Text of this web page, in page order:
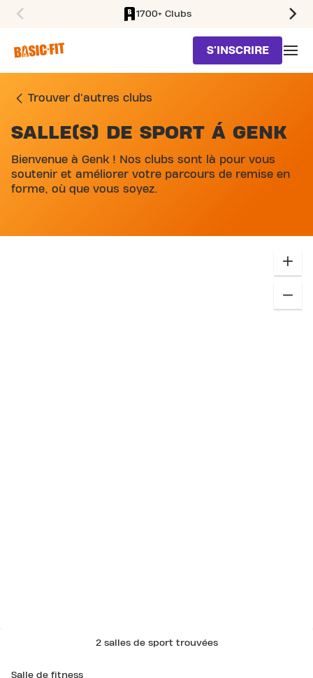
1700+ Clubs
S'INSCRIRE
Trouver d'autres clubs
SKIP MAP LIST
SALLE(S) DE SPORT Á GENK
Bienvenue à Genk ! Nos clubs sont là pour vous
soutenir et améliorer votre parcours de remise en
forme, où que vous soyez.
2 salles de sport trouvées
Salle de fitness